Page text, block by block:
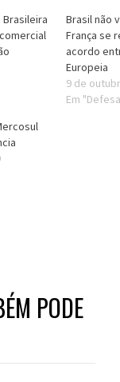
Brasil não
França se
acordo
Europeia
9 de
Em
PODE